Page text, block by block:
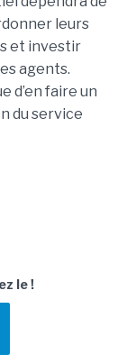
leurs
et investir
agents.
d’en faire un
du service
le !